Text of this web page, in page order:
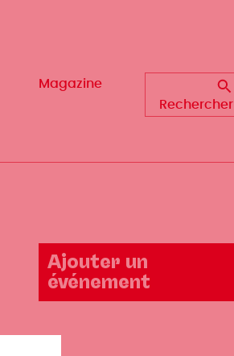
Magazine
Rechercher
Magazine
Rechercher
Ajouter un
événement